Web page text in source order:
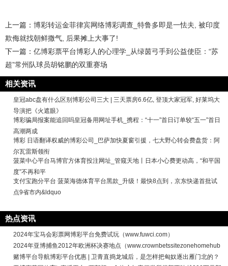
上一篇： 博彩转运金菲律宾网络博彩调查_特鲁多即是一怯夫, 被印度
欺侮就找朝鲜撒气, 后果摊上大事了!
下一篇： 亿博彩票平台博彩人的心理学_从绿茵弓手到公益使臣：“苏
超”常州队球员胡铭鹏的双重赛场
相关资讯
皇冠abc盘有什么区别博彩公司三大 | 三天票房6.6亿, 登顶大家冠军, 好莱坞大
导演把《火遮眼》
博彩骗局报案能追回吗皇冠备用网址手机_携程：“十一”首日订单较“五一”首日
高潮两成
博彩 日语翻译权威的博彩公司_巴萨加快夏窗引援，七大野心转会费盘货：阿
尔瓦雷斯领衔
菠菜中心平台马博官方体育投注网址_管窥天地丨日本小心费更动高，“和平国
度”不再和平
支付宝跑分平台 菠菜海德体育平台黑款_升级！最快8点到，京东快递首批试
点9省市内&ldquo
热点资讯
2024年宝马会彩票网博彩平台免费试玩（www.fuwci.com）
2024年亚博捕鱼2012年欧洲杯决赛地点（www.crownbetssitezonehomehub
赌博平台导航博彩平台优惠 | 卫青直捣龙城后，是怎样把匈奴逐出雁门北的？